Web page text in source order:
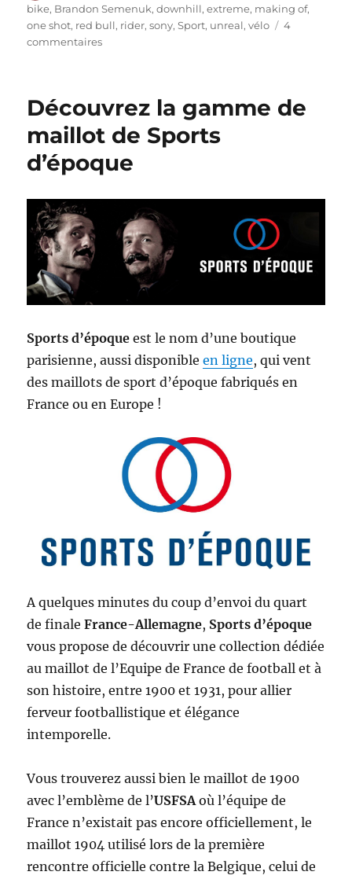
le
bike, Brandon Semenuk,downhill,extreme, making of,
one shot, red bull, rider,sony,Sport, unreal,vélo
4
commentairessur
Downhill
Découvrez la gamme de
maillot de Sports
d’époque
Sports d’époque est le nom d’une boutique
parisienne, aussi disponibleen ligne, qui vent
des maillots de sport d’époque fabriqués en
France ou en Europe !
A quelques minutes du coup d’envoi du quart
de finaleFrance-Allemagne, Sports d’époque
vous propose de découvrir une collection dédiée
au maillot de l’Equipe de France de football et à
son histoire, entre 1900 et 1931, pour allier
ferveur footballistique et élégance
intemporelle.
Vous trouverez aussi bien le maillot de 1900
avec l’emblème de l’USFSA où l’équipe de
France n’existait pas encore officiellement, le
maillot 1904 utilisé lors de la première
rencontre officielle contre la Belgique, celui de